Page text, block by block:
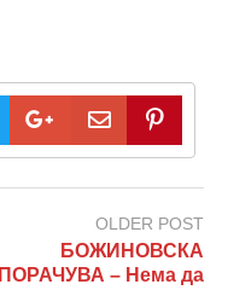
OLDER POST
БОЖИНОВСКА
ПОРАЧУВА – Нема да